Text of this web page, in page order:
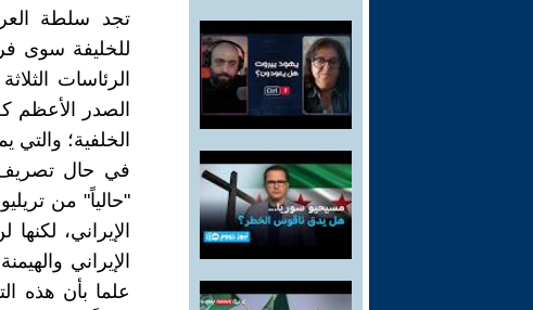
تجد سلطة
للخليفة سوى
الرئاسات
الصدر الأعظم
الخلفية؛
في حال تصريف
"حالياً" من
الإيراني،
الإيراني
علما بأن هذه